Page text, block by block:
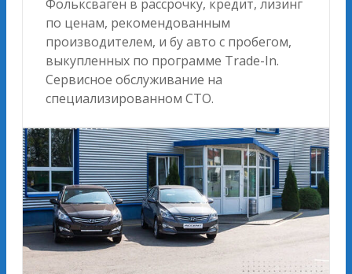
Фольксваген в рассрочку, кредит, лизинг
по ценам, рекомендованным
производителем, и бу авто с пробегом,
выкупленных по программе Trade-In.
Сервисное обслуживание на
специализированном СТО.